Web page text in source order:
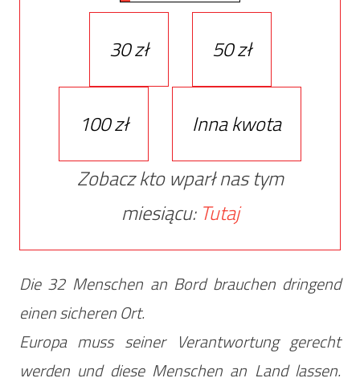
30 zł 50 zł
100 zł
Inna kwota
Zobacz kto wparł nas tym
miesiącu: Tutaj
Die 32 Menschen an Bord brauchen dringend
einen sicheren Ort.
Europa muss seiner Verantwortung gerecht
werden und diese Menschen an Land lassen.